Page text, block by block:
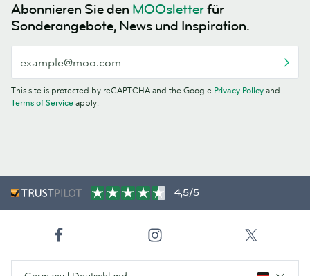
Abonnieren Sie den MOOsletterfür
Sonderangebote, News und Inspiration.
This site is protected by reCAPTCHA and the Google Privacy Policy and
Terms of Service apply.
4,5/5